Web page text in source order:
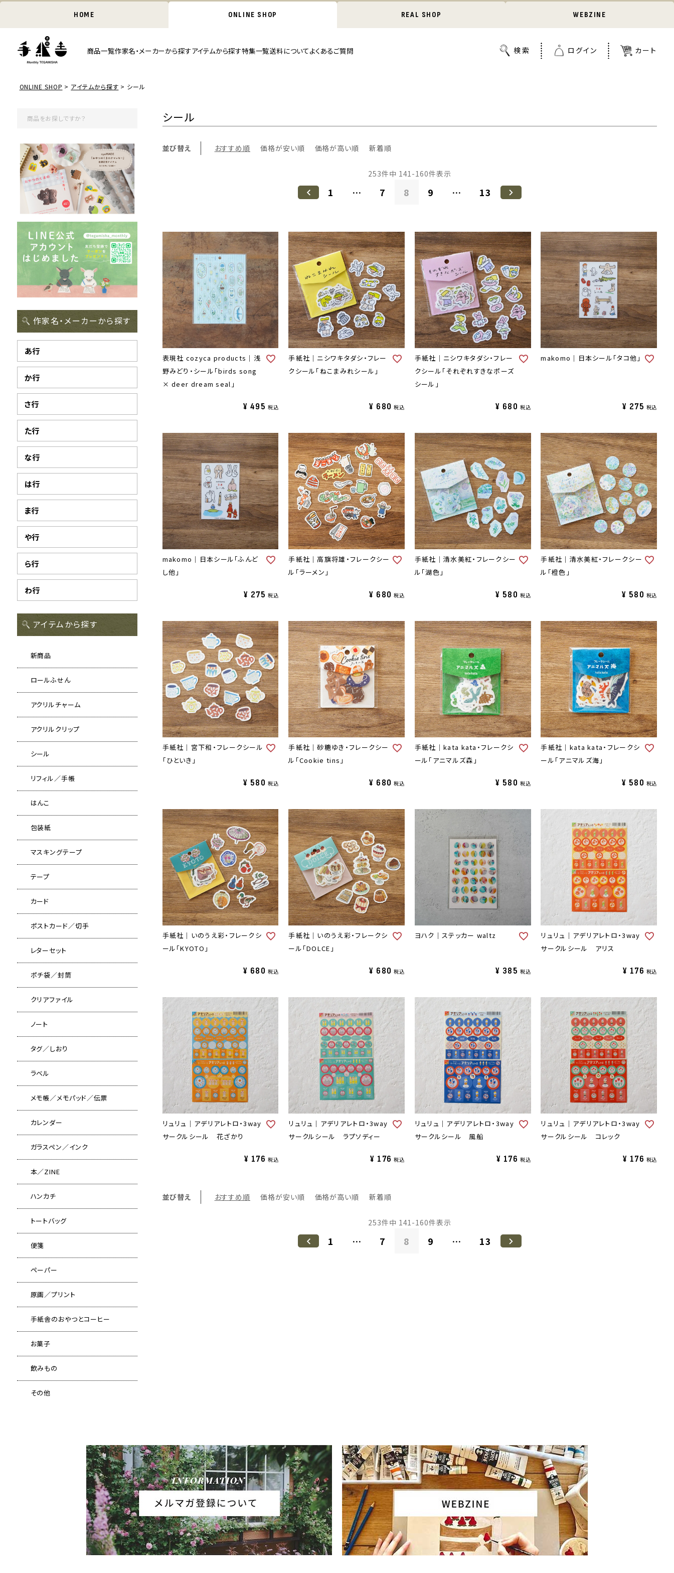
HOME ONLINE SHOP REAL SHOP WEBZINE
商品一覧作家名・メーカーから探すアイテムから探す特集一覧送料についてよくあるご質問
ONLINE SHOP アイテムから探す シール
作家名・メーカーから探す
あ行
か行
さ行
た行
な行
は行
ま行
や行
ら行
わ行
アイテムから探す
新商品
ロールふせん
アクリルチャーム
アクリルクリップ
シール
リフィル／手帳
はんこ
包装紙
マスキングテープ
テープ
カード
ポストカード／切手
レターセット
ポチ袋／封筒
クリアファイル
ノート
タグ／しおり
ラベル
メモ帳／メモパッド／伝票
カレンダー
ガラスペン／インク
本／ZINE
ハンカチ
トートバッグ
便箋
ペーパー
原画／プリント
手紙舎のおやつとコーヒー
お菓子
飲みもの
その他
シール
並び替え おすすめ順 価格が安い順 価格が高い順 新着順
253件中 141-160件表示
1 … 7 8 9 … 13
表現社 cozyca products｜浅
野みどり・シール「birds song
× deer dream seal」
¥ 495 税込
手紙社｜ニシワキタダシ・フレー
クシール「ねこまみれシール」
¥ 680 税込
手紙社｜ニシワキタダシ・フレー
クシール「それぞれすきなポーズ
シール」
¥ 680 税込
makomo｜日本シール「タコ他」
¥ 275 税込
makomo｜日本シール「ふんど
し他」
¥ 275 税込
手紙社｜高旗将雄・フレークシー
ル「ラーメン」
¥ 680 税込
手紙社｜清水美紅・フレークシー
ル「湖色」
¥ 580 税込
手紙社｜清水美紅・フレークシー
ル「橙色」
¥ 580 税込
手紙社｜宮下和・フレークシール
「ひといき」
¥ 580 税込
手紙社｜砂糖ゆき・フレークシー
ル「Cookie tins」
¥ 680 税込
手紙社｜kata kata・フレークシ
ール「アニマルズ森」
¥ 580 税込
手紙社｜kata kata・フレークシ
ール「アニマルズ海」
¥ 580 税込
手紙社｜いのうえ彩・フレークシ
ール「KYOTO」
¥ 680 税込
手紙社｜いのうえ彩・フレークシ
ール「DOLCE」
¥ 680 税込
ヨハク｜ステッカー waltz
¥ 385 税込
リュリュ｜アデリアレトロ・3way
サークルシール アリス
¥ 176 税込
リュリュ｜アデリアレトロ・3way
サークルシール 花ざかり
¥ 176 税込
リュリュ｜アデリアレトロ・3way
サークルシール ラプソディー
¥ 176 税込
リュリュ｜アデリアレトロ・3way
サークルシール 風船
¥ 176 税込
リュリュ｜アデリアレトロ・3way
サークルシール コレック
¥ 176 税込
並び替え おすすめ順 価格が安い順 価格が高い順 新着順
253件中 141 -160件表示
1 … 7 8 9 … 13